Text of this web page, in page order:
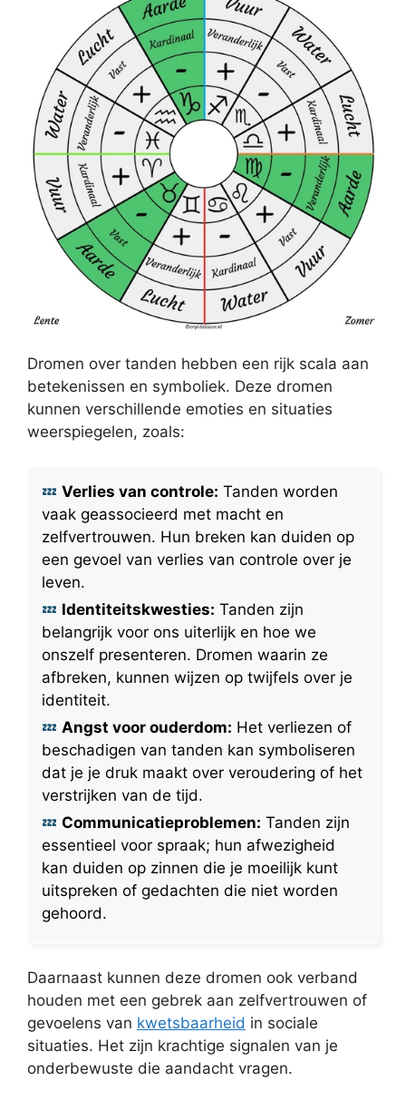
Dromen over tanden hebben een rijk scala aan
betekenissen en symboliek. Deze dromen
kunnen verschillende emoties en situaties
weerspiegelen, zoals:
Verlies van controle: Tanden worden
vaak geassocieerd met macht en
zelfvertrouwen. Hun breken kan duiden op
een gevoel van verlies van controle over je
leven.
Identiteitskwesties: Tanden zijn
belangrijk voor ons uiterlijk en hoe we
onszelf presenteren. Dromen waarin ze
afbreken, kunnen wijzen op twijfels over je
identiteit.
Angst voor ouderdom: Het verliezen of
beschadigen van tanden kan symboliseren
dat je je druk maakt over veroudering of het
verstrijken van de tijd.
Communicatieproblemen: Tanden zijn
essentieel voor spraak; hun afwezigheid
kan duiden op zinnen die je moeilijk kunt
uitspreken of gedachten die niet worden
gehoord.
Daarnaast kunnen deze dromen ook verband
houden met een gebrek aan zelfvertrouwen of
gevoelens van kwetsbaarheid in sociale
situaties. Het zijn krachtige signalen van je
onderbewuste die aandacht vragen.